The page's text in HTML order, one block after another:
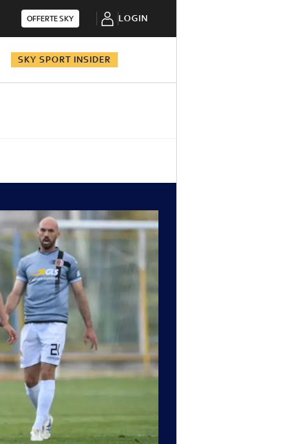
OFFERTE SKY LOGIN
SKY SPORT INSIDER